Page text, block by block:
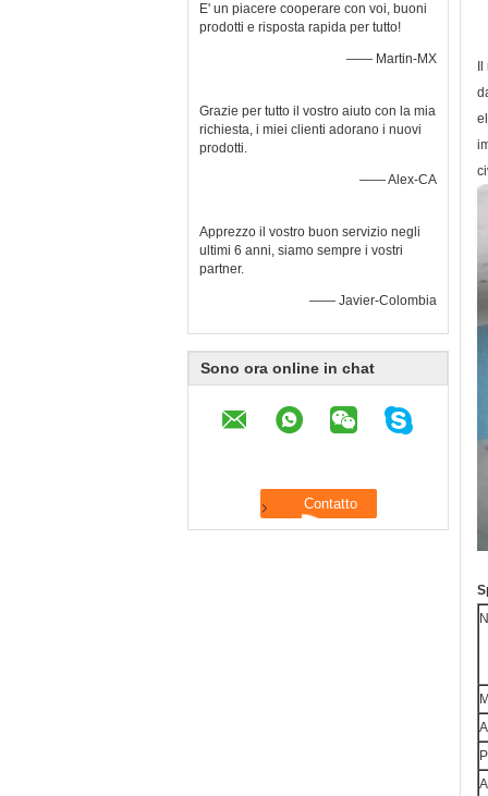
E' un piacere cooperare con voi, buoni
prodotti e risposta rapida per tutto!
—— Martin-MX
Grazie per tutto il vostro aiuto con la mia
richiesta, i miei clienti adorano i nuovi
prodotti.
—— Alex-CA
Apprezzo il vostro buon servizio negli
ultimi 6 anni, siamo sempre i vostri
partner.
—— Javier-Colombia
Sono ora online in chat